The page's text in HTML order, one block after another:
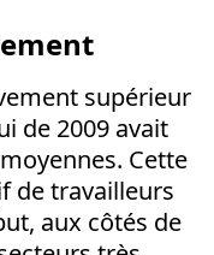
supérieur
de 2009 avait
Cette
de travailleurs
aux côtés de